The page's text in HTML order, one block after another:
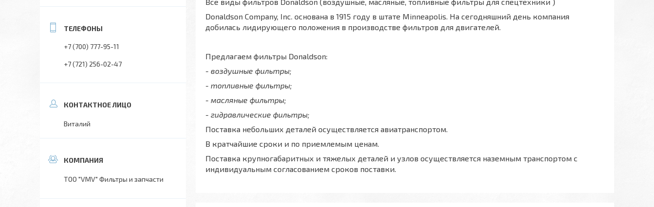
Donaldson Company, Inc. основана в 1915 году в штате Minneapolis. На сегодняшний день компания
добилась лидирующего положения в производстве фильтров для двигателей.
Предлагаем фильтры Donaldson:
- воздушные фильтры;
- топливные фильтры;
- масляные фильтры;
- гидравлические фильтры;
Поставка небольших деталей осуществляется авиатранспортом.
В кратчайшие сроки и по приемлемым ценам.
Поставка крупногабаритных и тяжелых деталей и узлов осуществляется наземным транспортом с
индивидуальным согласованием сроков поставки.
+7 (700) 777-95-11
+7 (721) 256-02-47
Виталий
ТОО "VMV" Фильтры и запчасти